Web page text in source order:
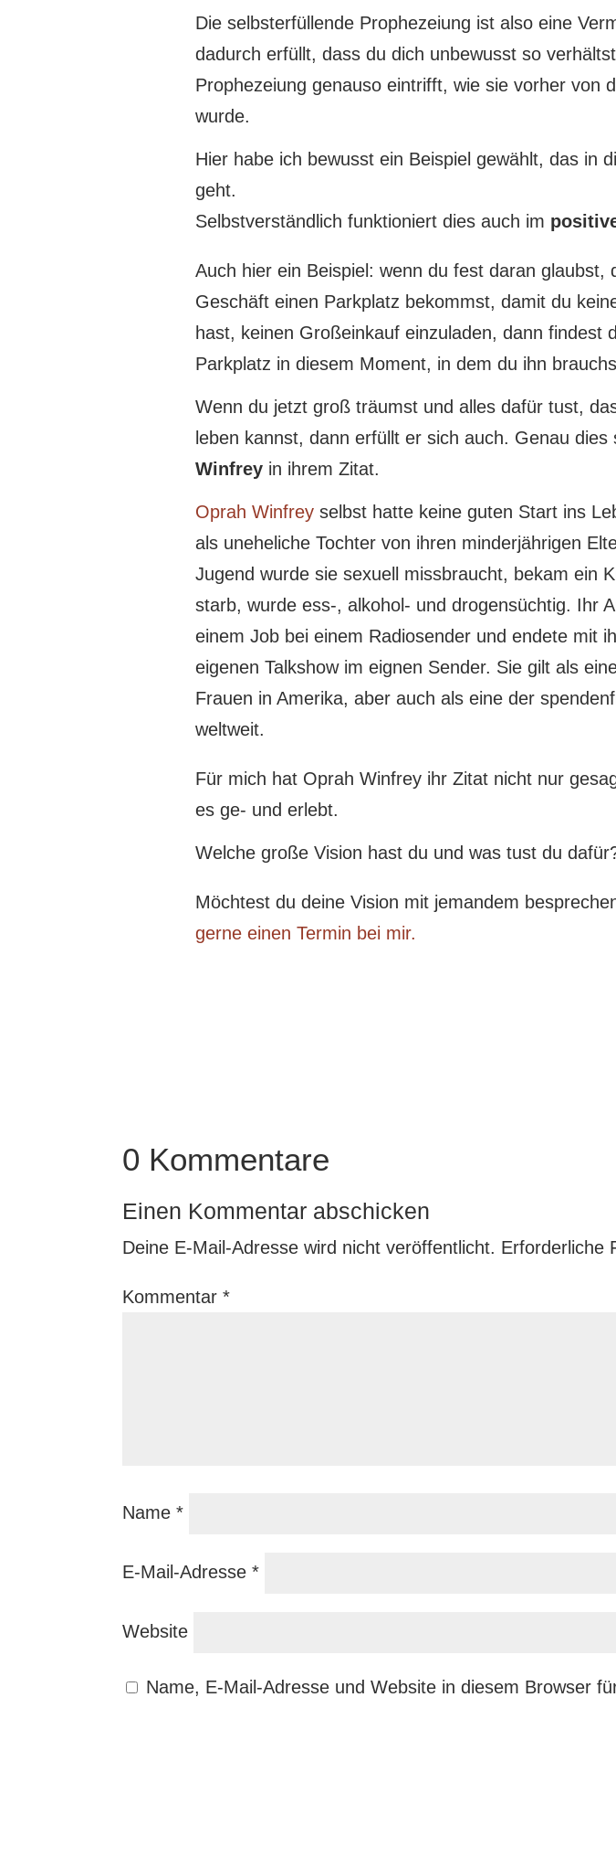
Die selbsterfüllende Prophezeiung ist also eine
dadurch erfüllt, dass du dich unbewusst so
Prophezeiung genauso eintrifft, wie sie vorher von
wurde.
Hier habe ich bewusst ein Beispiel gewählt, das in
geht.
Selbstverständlich funktioniert dies auch im
Auch hier ein Beispiel: wenn du fest daran glaubst,
Geschäft einen Parkplatz bekommst, damit du
hast, keinen Großeinkauf einzuladen, dann findest
Parkplatz in diesem Moment, in dem du ihn
Wenn du jetzt groß träumst und alles dafür tust,
leben kannst, dann erfüllt er sich auch. Genau
Winfrey in ihrem Zitat.
Oprah Winfrey selbst hatte keine guten Start ins
als uneheliche Tochter von ihren minderjährigen
Jugend wurde sie sexuell missbraucht, bekam ein
starb, wurde ess-, alkohol- und drogensüchtig. Ihr
einem Job bei einem Radiosender und endete mit
eigenen Talkshow im eignen Sender. Sie gilt als
Frauen in Amerika, aber auch als eine der
weltweit.
Für mich hat Oprah Winfrey ihr Zitat nicht nur
es ge- und erlebt.
Welche große Vision hast du und was tust du
Möchtest du deine Vision mit jemandem
gerne einen Termin bei mir.
0 Kommentare
Einen Kommentar abschicken
Deine E-Mail-Adresse wird nicht veröffentlicht. Erforderliche
Kommentar*
Name*
E-Mail-Adresse*
Website
Name, E-Mail-Adresse und Website in diesem Browser